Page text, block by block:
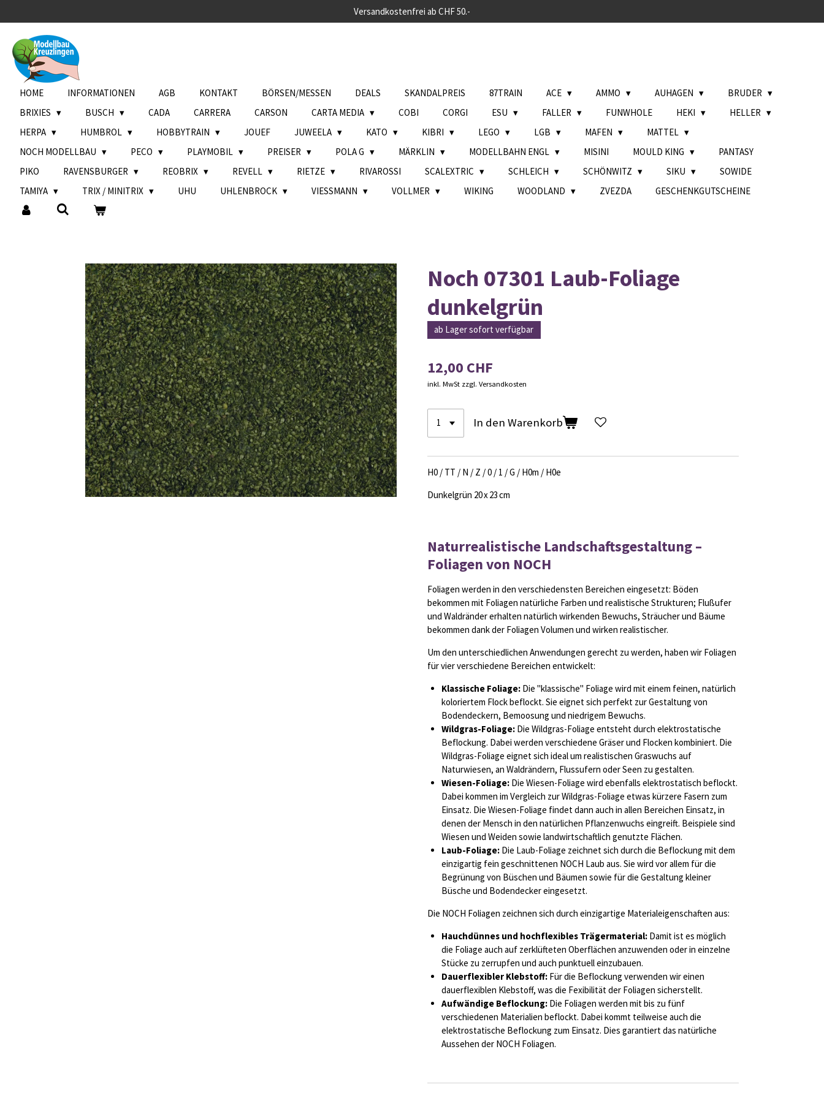
Hauptinhalt
springen
Versandkostenfrei ab CHF 50.-
HOME INFORMATIONEN AGB KONTAKT BÖRSEN/MESSEN DEALS SKANDALPREIS 87TRAIN ACE AMMO AUHAGEN
BRUDER
BRIXIES
BUSCH CADA CARRERA CARSON CARTA MEDIA COBI CORGI ESU FALLER FUNWHOLE HEKI
HELLER
HERPA
HUMBROL HOBBYTRAIN JOUEF JUWEELA KATO KIBRI LEGO LGB MAFEN
MATTEL
NOCH MODELLBAU
PECO PLAYMOBIL PREISER POLA G MÄRKLIN MODELLBAHN ENGL MISINI MOULD KING
PANTASY
PIKO
RAVENSBURGER REOBRIX REVELL RIETZE RIVAROSSI SCALEXTRIC SCHLEICH SCHÖNWITZ SIKU
SOWIDE
TAMIYA
TRIX / MINITRIX UHU UHLENBROCK VIESSMANN VOLLMER WIKING WOODLAND ZVEZDA GESCHENKGUTSCHEINE
Noch 07301 Laub-Foliage
dunkelgrün
ab Lager sofort verfügbar
12,00 CHF
inkl. MwSt zzgl. Versandkosten
In den Warenkorb
H0 / TT / N / Z / 0 / 1 / G / H0m / H0e
Dunkelgrün 20 x 23 cm
Naturrealistische Landschaftsgestaltung –
Foliagen von NOCH
Foliagen werden in den verschiedensten Bereichen eingesetzt: Böden
bekommen mit Foliagen natürliche Farben und realistische Strukturen; Flußufer
und Waldränder erhalten natürlich wirkenden Bewuchs, Sträucher und Bäume
bekommen dank der Foliagen Volumen und wirken realistischer.
Um den unterschiedlichen Anwendungen gerecht zu werden, haben wir Foliagen
für vier verschiedene Bereichen entwickelt:
Klassische Foliage:Die "klassische" Foliage wird mit einem feinen, natürlich
koloriertem Flock beflockt. Sie eignet sich perfekt zur Gestaltung von
Bodendeckern, Bemoosung und niedrigem Bewuchs.
Wildgras-Foliage:Die Wildgras-Foliage entsteht durch elektrostatische
Beflockung. Dabei werden verschiedene Gräser und Flocken kombiniert. Die
Wildgras-Foliage eignet sich ideal um realistischen Graswuchs auf
Naturwiesen, an Waldrändern, Flussufern oder Seen zu gestalten.
Wiesen-Foliage:Die Wiesen-Foliage wird ebenfalls elektrostatisch beflockt.
Dabei kommen im Vergleich zur Wildgras-Foliage etwas kürzere Fasern zum
Einsatz. Die Wiesen-Foliage findet dann auch in allen Bereichen Einsatz, in
denen der Mensch in den natürlichen Pflanzenwuchs eingreift. Beispiele sind
Wiesen und Weiden sowie landwirtschaftlich genutzte Flächen.
Laub-Foliage:Die Laub-Foliage zeichnet sich durch die Beflockung mit dem
einzigartig fein geschnittenen NOCH Laub aus. Sie wird vor allem für die
Begrünung von Büschen und Bäumen sowie für die Gestaltung kleiner
Büsche und Bodendecker eingesetzt.
Die NOCH Foliagen zeichnen sich durch einzigartige Materialeigenschaften aus:
Hauchdünnes und hochflexibles Trägermaterial:Damit ist es möglich
die Foliage auch auf zerklüfteten Oberflächen anzuwenden oder in einzelne
Stücke zu zerrupfen und auch punktuell einzubauen.
Dauerflexibler Klebstoff:Für die Beflockung verwenden wir einen
dauerflexiblen Klebstoff, was die Fexibilität der Foliagen sicherstellt.
Aufwändige Beflockung:Die Foliagen werden mit bis zu fünf
verschiedenen Materialien beflockt. Dabei kommt teilweise auch die
elektrostatische Beflockung zum Einsatz. Dies garantiert das natürliche
Aussehen der NOCH Foliagen.